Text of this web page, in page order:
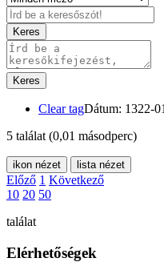
Keres
Keres
Clear tagDátum: 1322-
5 találat (0,01 másodperc)
ikon nézet lista nézet
Előző 1 Következő
10 20 50
találat
Elérhetőségek